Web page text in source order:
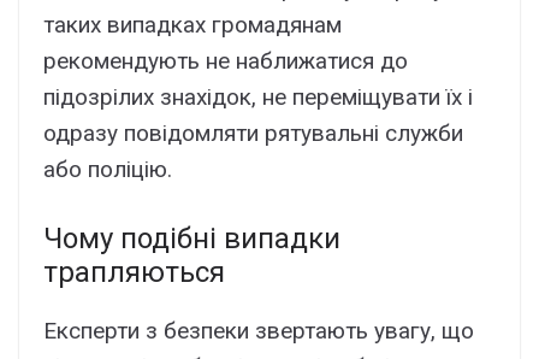
таких випадках громадянам
рекомендують не наближатися до
підозрілих знахідок, не переміщувати їх і
одразу повідомляти рятувальні служби
або поліцію.
Чому подібні випадки
трапляються
Експерти з безпеки звертають увагу, що